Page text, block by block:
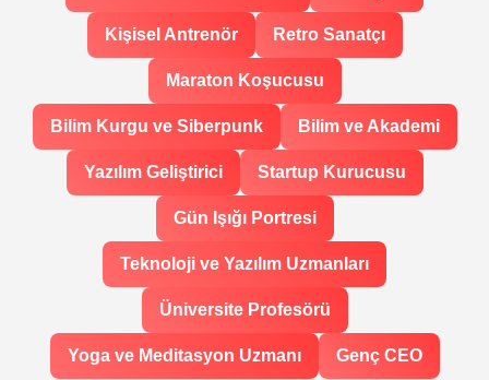
Kişisel Antrenör Retro Sanatçı
Maraton Koşucusu
Bilim Kurgu ve Siberpunk Bilim ve Akademi
Yazılım Geliştirici Startup Kurucusu
Gün Işığı Portresi
Teknoloji ve Yazılım Uzmanları
Üniversite Profesörü
Yoga ve Meditasyon Uzmanı Genç CEO